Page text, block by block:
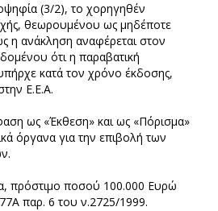
(3/2), το χορηγηθέν
θεωρουμένου ως μηδέποτε
η ανάκληση αναφέρεται στον
ότι η παραβατική
κατά τον χρόνο έκδοσης,
Ε.Ε.Α.
ως «Έκθεση» και ως «Πόρισμα»
όργανα για την επιβολή των
πρόστιμο ποσού 100.000 Ευρώ
παρ. 6 του ν.2725/1999.